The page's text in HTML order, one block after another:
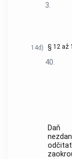
3.
14d) § 12 až
40.
Daň